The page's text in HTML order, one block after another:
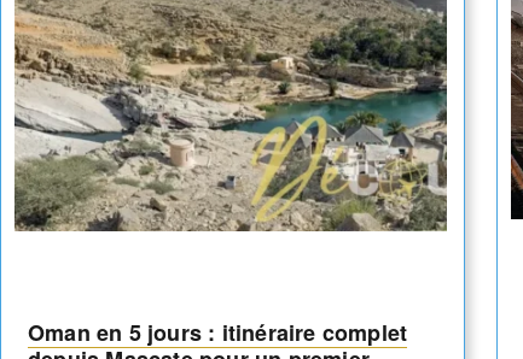
Oman en 5 jours : itinéraire complet